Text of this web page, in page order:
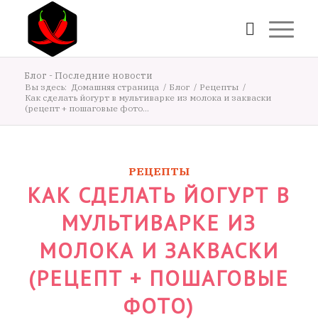
Блог - Последние новости
Вы здесь: Домашняя страница / Блог / Рецепты /
Как сделать йогурт в мультиварке из молока и закваски
(рецепт + пошаговые фото...
РЕЦЕПТЫ
КАК СДЕЛАТЬ ЙОГУРТ В
МУЛЬТИВАРКЕ ИЗ
МОЛОКА И ЗАКВАСКИ
(РЕЦЕПТ + ПОШАГОВЫЕ
ФОТО)